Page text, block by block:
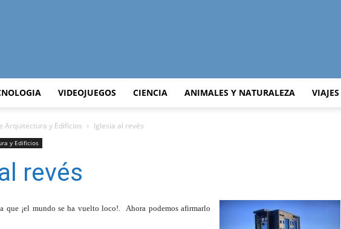
Curiosidades
VIDEOJUEGOS CIENCIA ANIMALES Y NATURALEZA VIAJES
Arquitectura y Edificios Iglesia al revés
y Edificios
revés
que ¡el mundo se ha vuelto loco!. Ahora podemos afirmarlo